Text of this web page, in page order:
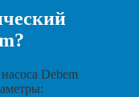
Debem